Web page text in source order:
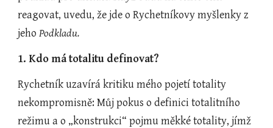
reagovat, uvedu, že jde o Rychetníkovy myšlenky z
jeho Podkladu.
1. Kdo má totalitu definovat?
Rychetník uzavírá kritiku mého pojetí totality
nekompromisně: Můj pokus o definici totalitního
režimu a o „konstrukci“ pojmu měkké totality, jímž